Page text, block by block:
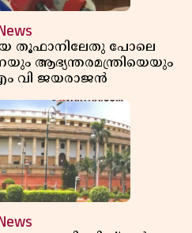
തൂഫാനിലേതു പോലെ
ആഭ്യന്തരമന്ത്രിയെയും
വി ജയരാജൻ